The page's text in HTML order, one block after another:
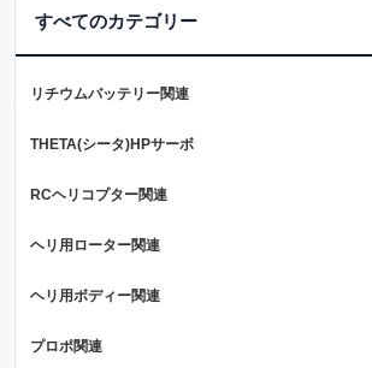
すべてのカテゴリー
リチウムバッテリー関連
THETA(シータ)HPサーボ
RCヘリコプター関連
ヘリ用ローター関連
ヘリ用ボディー関連
プロポ関連